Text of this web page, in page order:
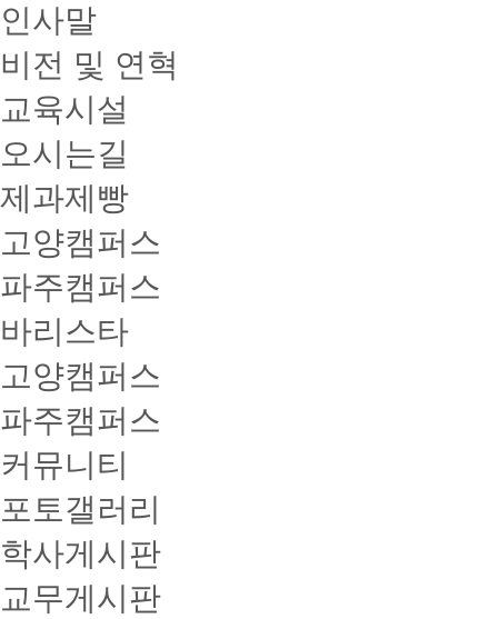
인사말
비전 및 연혁
교육시설
오시는길
제과제빵
고양캠퍼스
파주캠퍼스
바리스타
고양캠퍼스
파주캠퍼스
커뮤니티
포토갤러리
학사게시판
교무게시판